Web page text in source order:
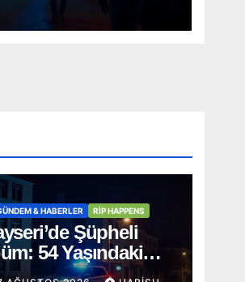
& HABERLER RİP HAPPENS
Şüpheli
54 Yaşındaki
Acer Evinde